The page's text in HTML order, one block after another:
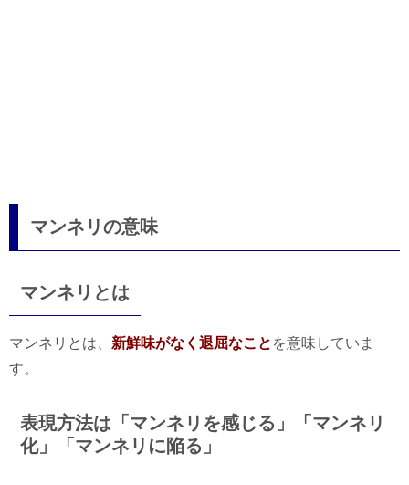
マンネリの意味
マンネリとは
マンネリとは、 新鮮味がなく退屈なこと を意味していま
す。
表現方法は「マンネリを感じる」「マンネリ
化」「マンネリに陥る」